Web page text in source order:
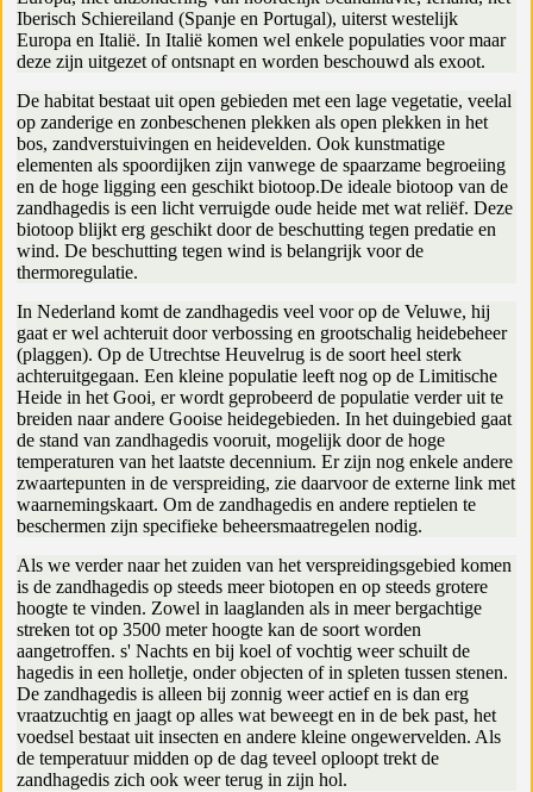
Iberisch Schiereiland (Spanje en Portugal), uiterst westelijk
Europa en Italië. In Italië komen wel enkele populaties voor maar
deze zijn uitgezet of ontsnapt en worden beschouwd als exoot.
De habitat bestaat uit open gebieden met een lage vegetatie, veelal
op zanderige en zonbeschenen plekken als open plekken in het
bos, zandverstuivingen en heidevelden. Ook kunstmatige
elementen als spoordijken zijn vanwege de spaarzame begroeiing
en de hoge ligging een geschikt biotoop.De ideale biotoop van de
zandhagedis is een licht verruigde oude heide met wat reliëf. Deze
biotoop blijkt erg geschikt door de beschutting tegen predatie en
wind. De beschutting tegen wind is belangrijk voor de
thermoregulatie.
In Nederland komt de zandhagedis veel voor op de Veluwe, hij
gaat er wel achteruit door verbossing en grootschalig heidebeheer
(plaggen). Op de Utrechtse Heuvelrug is de soort heel sterk
achteruitgegaan. Een kleine populatie leeft nog op de Limitische
Heide in het Gooi, er wordt geprobeerd de populatie verder uit te
breiden naar andere Gooise heidegebieden. In het duingebied gaat
de stand van zandhagedis vooruit, mogelijk door de hoge
temperaturen van het laatste decennium. Er zijn nog enkele andere
zwaartepunten in de verspreiding, zie daarvoor de externe link met
waarnemingskaart. Om de zandhagedis en andere reptielen te
beschermen zijn specifieke beheersmaatregelen nodig.
Als we verder naar het zuiden van het verspreidingsgebied komen
is de zandhagedis op steeds meer biotopen en op steeds grotere
hoogte te vinden. Zowel in laaglanden als in meer bergachtige
streken tot op 3500 meter hoogte kan de soort worden
aangetroffen. s' Nachts en bij koel of vochtig weer schuilt de
hagedis in een holletje, onder objecten of in spleten tussen stenen.
De zandhagedis is alleen bij zonnig weer actief en is dan erg
vraatzuchtig en jaagt op alles wat beweegt en in de bek past, het
voedsel bestaat uit insecten en andere kleine ongewervelden. Als
de temperatuur midden op de dag teveel oploopt trekt de
zandhagedis zich ook weer terug in zijn hol.